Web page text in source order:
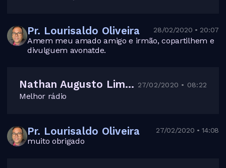
Pr. Lourisaldo Oliveira 28/02/2020 • 20:07
Amem meu amado amigo e irmão, copartilhem e
divulguem avonatde.
Nathan Augusto Lima dos Santos 27/02/2020 • 08:22
Melhor rádio
Pr. Lourisaldo Oliveira 27/02/2020 • 14:08
muito obrigado